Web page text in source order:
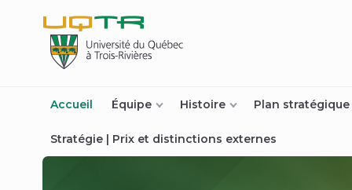
fenêtre)
Accueil Équipe Histoire Plan stratégique
Stratégie | Prix et distinctions externes